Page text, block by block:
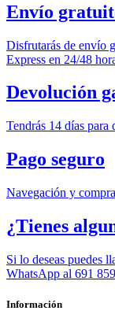
Envío
Disfrutarás de envío
Express en 24/48
Devolución
Tendrás 14 días para
Pago seguro
Navegación y
¿Tienes
Si lo deseas puedes
WhatsApp al 691
Información